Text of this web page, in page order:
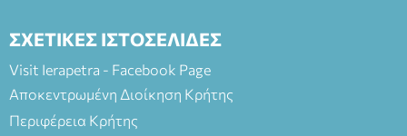
ΣΧΕΤΙΚΕΣ ΙΣΤΟΣΕΛΙΔΕΣ
Visit Ierapetra - Facebook Page
Αποκεντρωμένη Διοίκηση Κρήτης
Περιφέρεια Κρήτης